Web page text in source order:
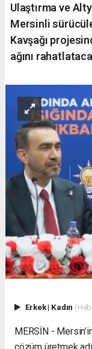
Ulaştırma ve
Mersinli
Kavşağı
ağını
Erkek| Kadın
MERSİN -